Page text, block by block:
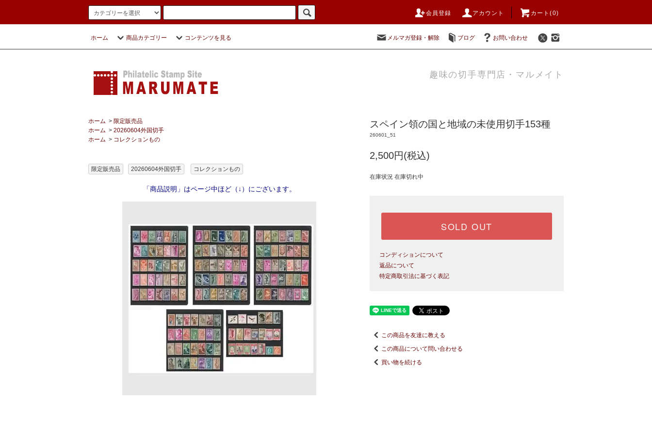
会員登録 アカウント カート(0)
ホーム 商品カテゴリー コンテンツを見る メルマガ登録・解除 ブログ お問い合わせ
趣味の切手専門店・マルメイト
ホーム > 限定販売品
ホーム > 20260604外国切手
ホーム > コレクションもの
限定販売品 20260604外国切手 コレクションもの
「商品説明」はページ中ほど（↓）にございます。
スペイン領の国と地域の未使用切手153種
260601_51
2,500円(税込)
在庫状況 在庫切れ中
SOLD OUT
コンディションについて
返品について
特定商取引法に基づく表記
この商品を友達に教える
この商品について問い合わせる
買い物を続ける